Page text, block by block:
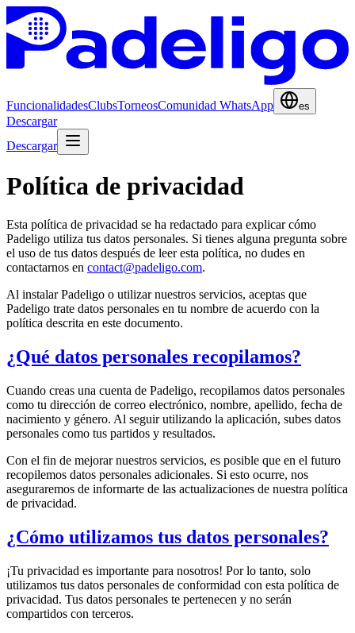
FuncionalidadesClubsTorneosComunidad WhatsApp es
Descargar
Descargar
Política de privacidad
Esta política de privacidad se ha redactado para explicar cómo
Padeligo utiliza tus datos personales. Si tienes alguna pregunta sobre
el uso de tus datos después de leer esta política, no dudes en
contactarnos en contact@padeligo.com.
Al instalar Padeligo o utilizar nuestros servicios, aceptas que
Padeligo trate datos personales en tu nombre de acuerdo con la
política descrita en este documento.
¿Qué datos personales recopilamos?
Cuando creas una cuenta de Padeligo, recopilamos datos personales
como tu dirección de correo electrónico, nombre, apellido, fecha de
nacimiento y género. Al seguir utilizando la aplicación, subes datos
personales como tus partidos y resultados.
Con el fin de mejorar nuestros servicios, es posible que en el futuro
recopilemos datos personales adicionales. Si esto ocurre, nos
aseguraremos de informarte de las actualizaciones de nuestra política
de privacidad.
¿Cómo utilizamos tus datos personales?
¡Tu privacidad es importante para nosotros! Por lo tanto, solo
utilizamos tus datos personales de conformidad con esta política de
privacidad. Tus datos personales te pertenecen y no serán
compartidos con terceros.